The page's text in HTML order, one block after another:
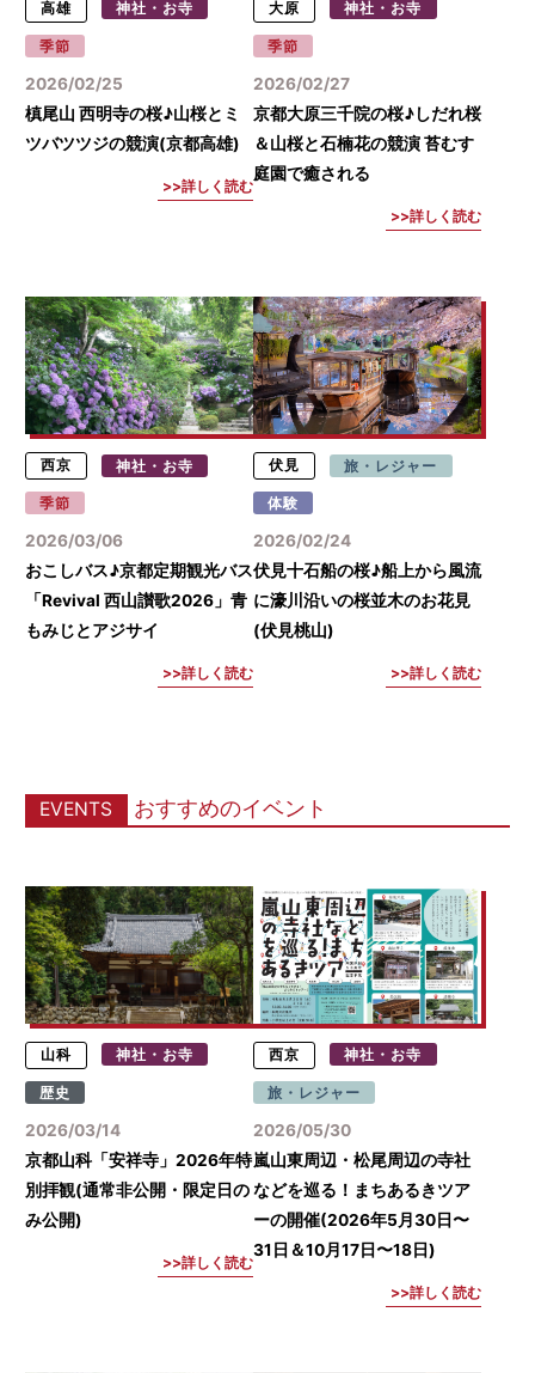
高雄 神社・お寺
季節
2026/02/25
槙尾山 西明寺の桜♪山桜とミ
ツバツツジの競演(京都高雄)
詳しく読む
大原 神社・お寺
季節
2026/02/27
京都大原三千院の桜♪しだれ桜
＆山桜と石楠花の競演 苔むす
庭園で癒される
詳しく読む
西京 神社・お寺
季節
2026/03/06
おこしバス♪京都定期観光バス
「Revival 西山讃歌2026」青
もみじとアジサイ
詳しく読む
伏見 旅・レジャー
体験
2026/02/24
伏見十石船の桜♪船上から風流
に濠川沿いの桜並木のお花見
(伏見桃山)
詳しく読む
EVENTS おすすめのイベント
山科 神社・お寺
歴史
2026/03/14
京都山科「安祥寺」2026年特
別拝観(通常非公開・限定日の
み公開)
詳しく読む
西京 神社・お寺
旅・レジャー
2026/05/30
嵐山東周辺・松尾周辺の寺社
などを巡る！まちあるきツア
ーの開催(2026年5月30日〜
31日＆10月17日〜18日)
詳しく読む